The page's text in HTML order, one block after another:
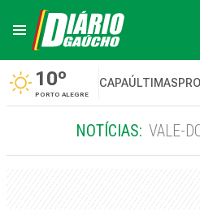
10º
PORTO ALEGRE
CAPAÚLTIMAS
NOTÍCIAS: VALE-